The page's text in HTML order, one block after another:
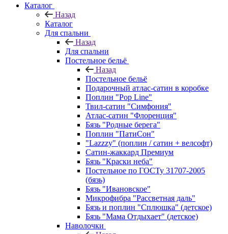
Каталог
Назад
Каталог
Для спальни
Назад
Для спальни
Постельное бельё
Назад
Постельное бельё
Подарочный атлас-сатин в коробке
Поплин "Pop Line"
Твил-сатин "Симфония"
Атлас-сатин "Флоренция"
Бязь "Родные берега"
Поплин "ПатиСон"
"Lazzzy" (поплин / сатин + велсофт)
Сатин-жаккард Премиум
Бязь "Краски неба"
Постельное по ГОСТу 31707-2005
(бязь)
Бязь "Ивановское"
Микрофибра "Рассветная даль"
Бязь и поплин "Сплюшка" (детское)
Бязь "Мама Отдыхает" (детское)
Наволочки